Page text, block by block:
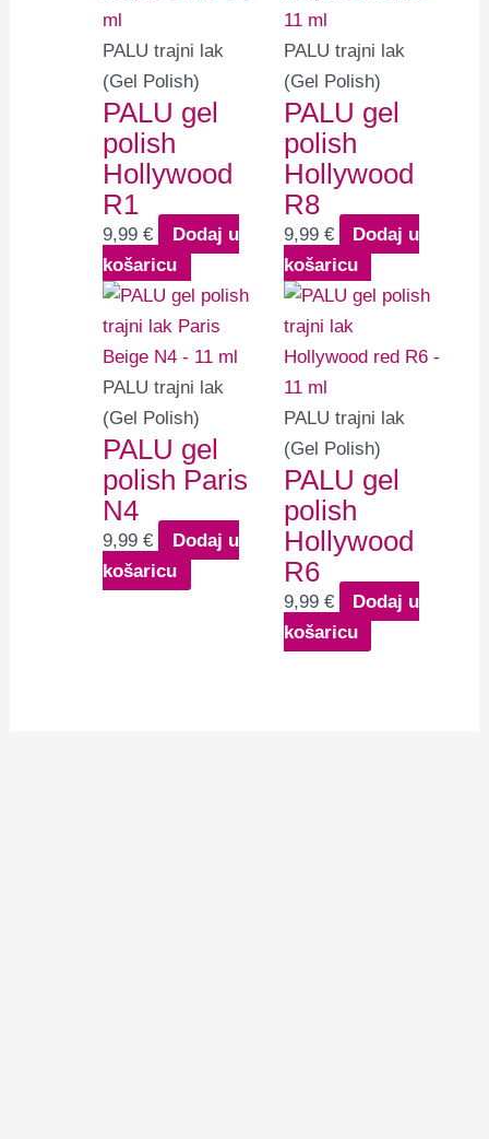
PALU trajni lak
(Gel Polish)
PALU gel
polish
Hollywood
R1
9,99€
Dodaj u
košaricu
PALU trajni lak
(Gel Polish)
PALU gel
polish
Hollywood
R8
9,99 €
Dodaj u
košaricu
PALU trajni lak
(Gel Polish)
PALU gel
polish Paris
N4
9,99€
Dodaj u
košaricu
PALU trajni lak
(Gel Polish)
PALU gel
polish
Hollywood
R6
9,99 €
Dodaj u
košaricu